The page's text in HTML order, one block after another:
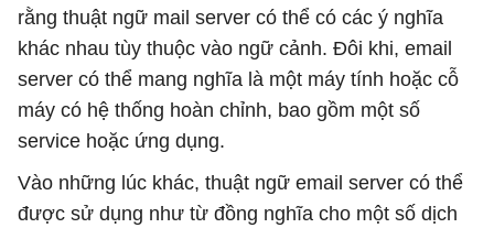
rằng thuật ngữ mail server có thể có các ý nghĩa
khác nhau tùy thuộc vào ngữ cảnh. Đôi khi, email
server có thể mang nghĩa là một máy tính hoặc cỗ
máy có hệ thống hoàn chỉnh, bao gồm một số
service hoặc ứng dụng.
Vào những lúc khác, thuật ngữ email server có thể
được sử dụng như từ đồng nghĩa cho một số dịch